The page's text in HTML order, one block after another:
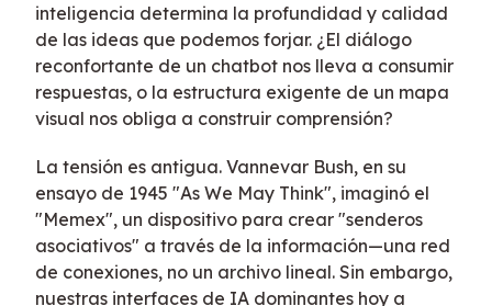
inteligencia determina la profundidad y calidad
de las ideas que podemos forjar. ¿El diálogo
reconfortante de un chatbot nos lleva a consumir
respuestas, o la estructura exigente de un mapa
visual nos obliga a construir comprensión?
La tensión es antigua. Vannevar Bush, en su
ensayo de 1945 "As We May Think", imaginó el
"Memex", un dispositivo para crear "senderos
asociativos" a través de la información—una red
de conexiones, no un archivo lineal. Sin embargo,
nuestras interfaces de IA dominantes hoy a